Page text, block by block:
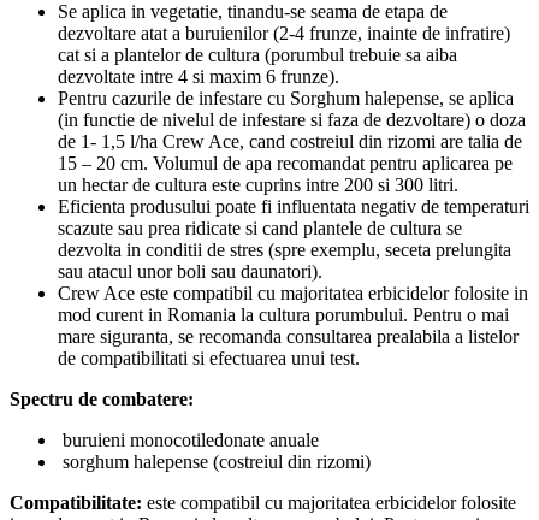
Se aplica in vegetatie, tinandu-se seama de etapa de
dezvoltare atat a buruienilor (2-4 frunze, inainte de infratire)
cat si a plantelor de cultura (porumbul trebuie sa aiba
dezvoltate intre 4 si maxim 6 frunze).
Pentru cazurile de infestare cu Sorghum halepense, se aplica
(in functie de nivelul de infestare si faza de dezvoltare) o doza
de 1- 1,5 l/ha Crew Ace, cand costreiul din rizomi are talia de
15 – 20 cm. Volumul de apa recomandat pentru aplicarea pe
un hectar de cultura este cuprins intre 200 si 300 litri.
Eficienta produsului poate fi influentata negativ de temperaturi
scazute sau prea ridicate si cand plantele de cultura se
dezvolta in conditii de stres (spre exemplu, seceta prelungita
sau atacul unor boli sau daunatori).
Crew Ace este compatibil cu majoritatea erbicidelor folosite in
mod curent in Romania la cultura porumbului. Pentru o mai
mare siguranta, se recomanda consultarea prealabila a listelor
de compatibilitati si efectuarea unui test.
Spectru de combatere:
buruieni monocotiledonate anuale
sorghum halepense (costreiul din rizomi)
Compatibilitate: este compatibil cu majoritatea erbicidelor folosite